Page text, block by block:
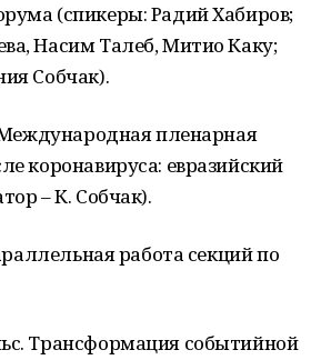
(спикеры: Радий Хабиров;
Насим Талеб, Митио Каку;
Собчак).
пленарная
коронавируса: евразийский
– К. Собчак).
работа секций по
Трансформация событийной